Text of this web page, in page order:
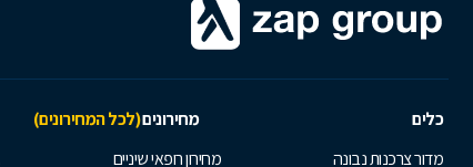
כלים מחירונים(לכל המחירונים)
מדור צרכנות נבונה
מחירון רופאי שיניים